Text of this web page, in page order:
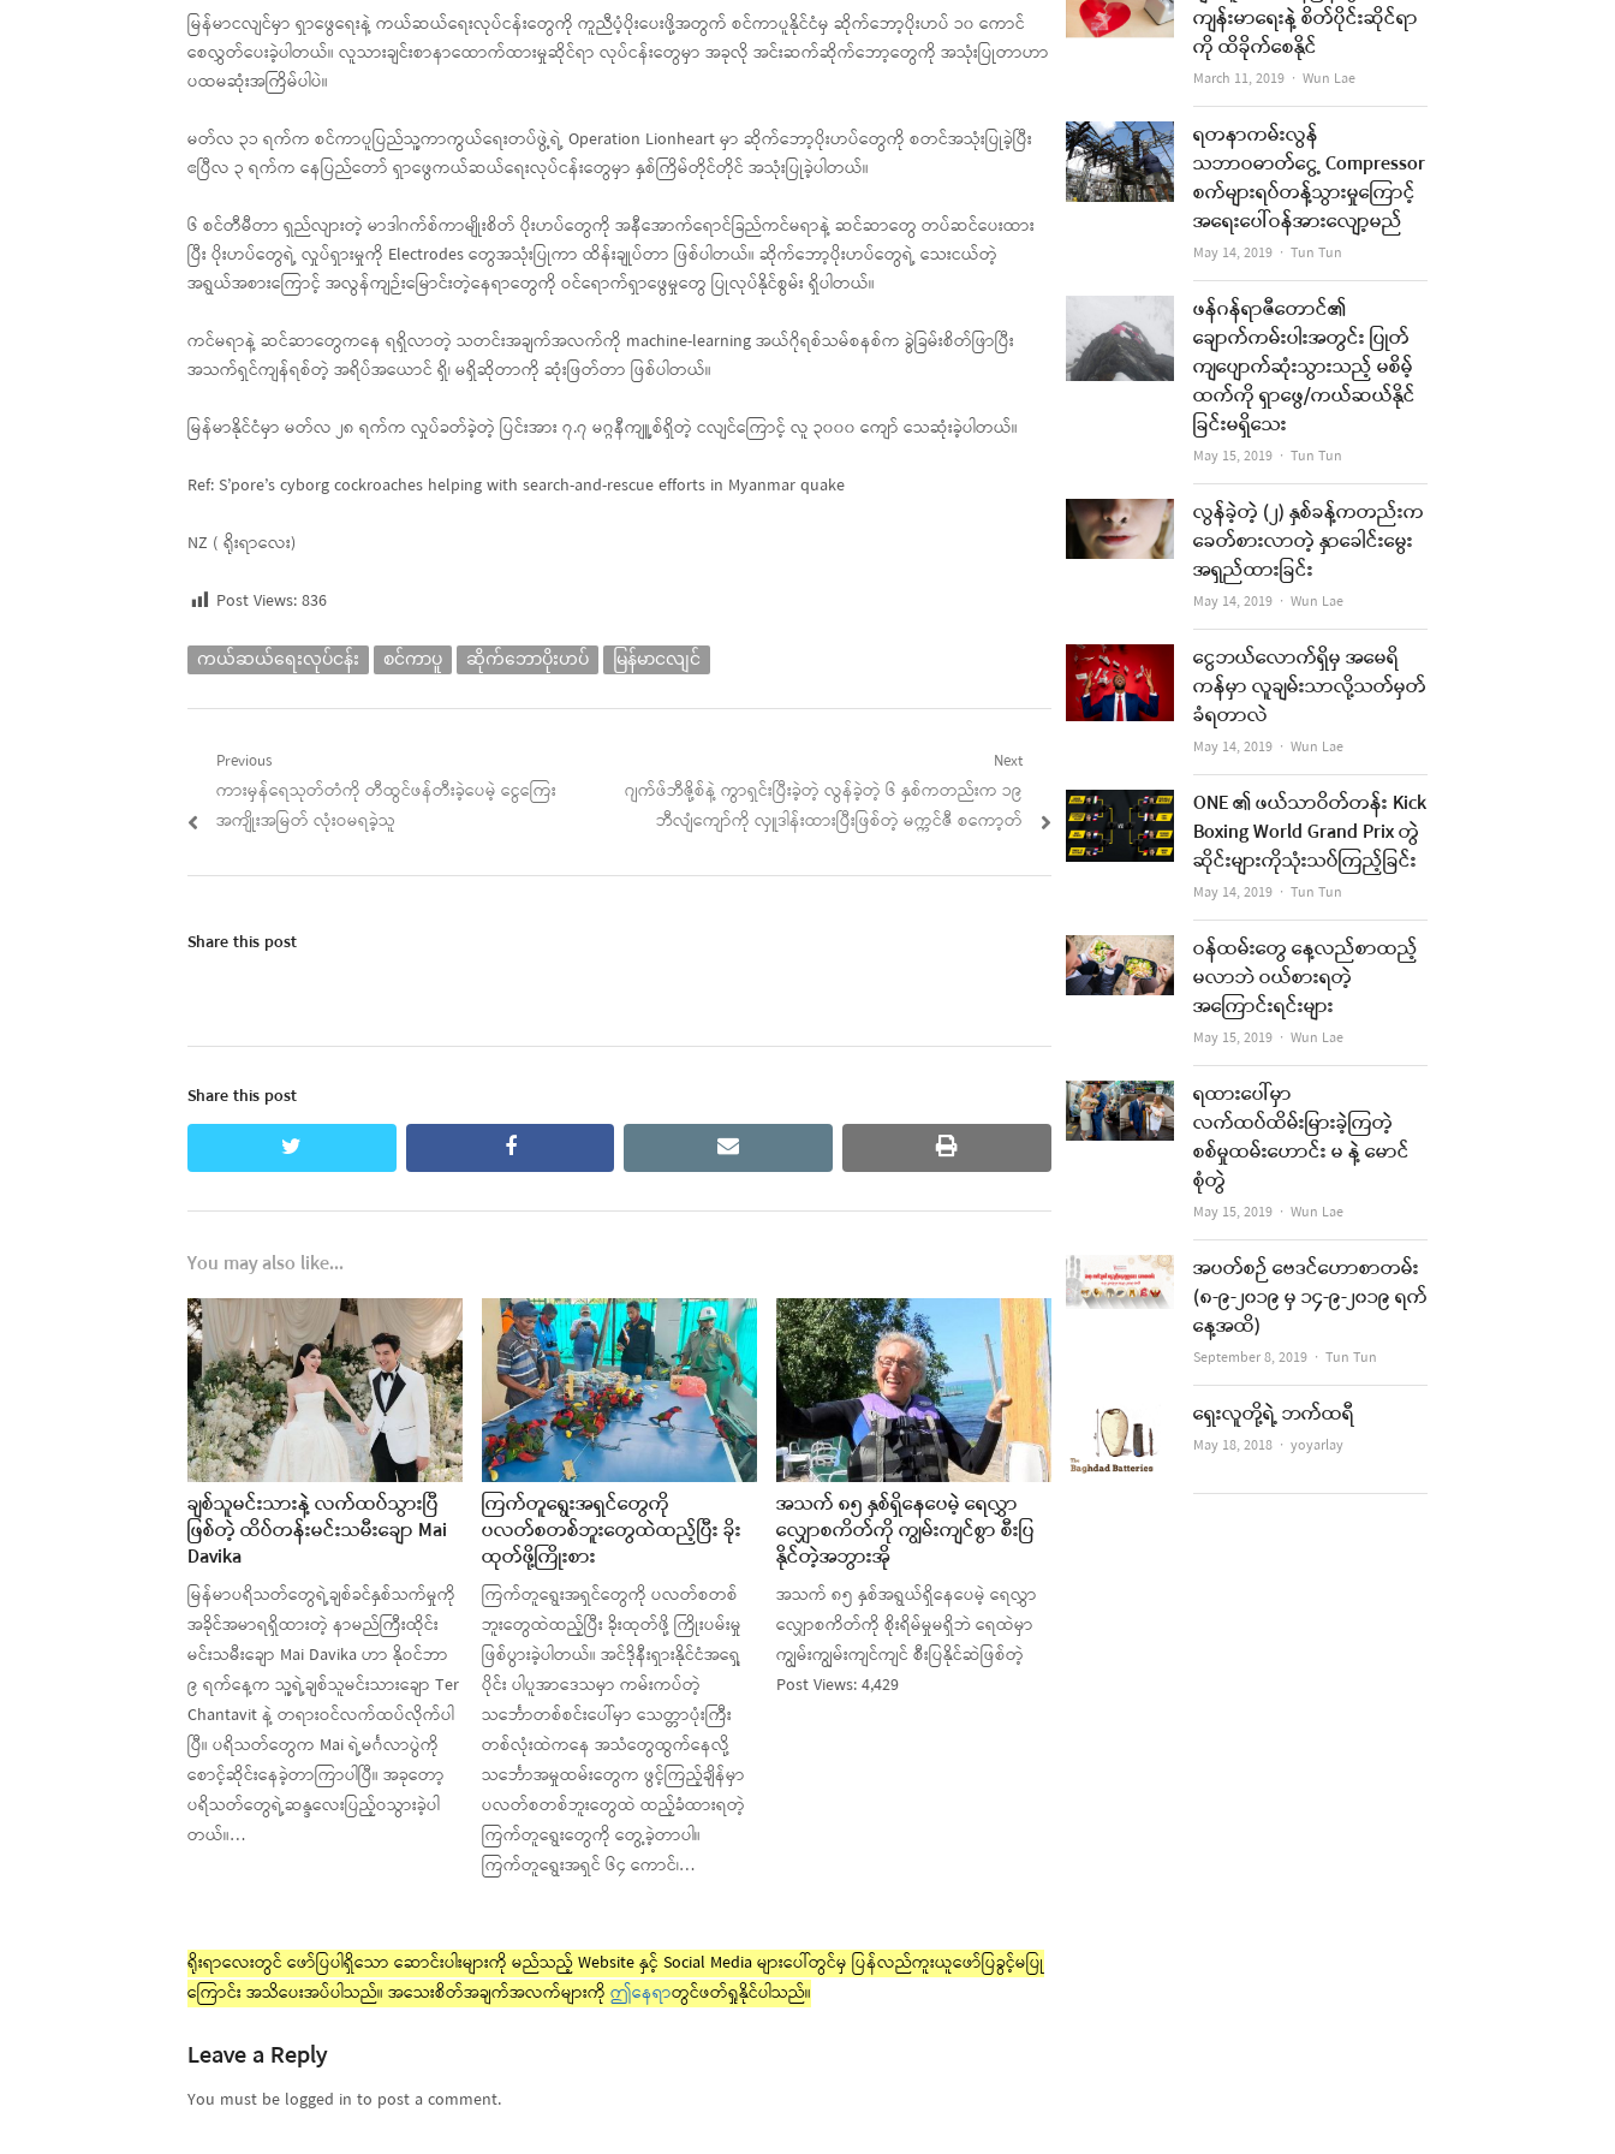
မြန်မာငလျင်မှာ ရှာဖွေရေးနဲ့ ကယ်ဆယ်ရေးလုပ်ငန်းတွေကို ကူညီပံ့ပိုးပေးဖို့အတွက် စင်ကာပူနိုင်ငံမှ ဆိုက်ဘော့ပိုးဟပ် ၁၀ ကောင်
စေလွှတ်ပေးခဲ့ပါတယ်။ လူသားချင်းစာနာထောက်ထားမှုဆိုင်ရာ လုပ်ငန်းတွေမှာ အခုလို အင်းဆက်ဆိုက်ဘော့တွေကို အသုံးပြုတာဟာ
ပထမဆုံးအကြိမ်ပါပဲ။
မတ်လ ၃၁ ရက်က စင်ကာပူပြည်သူ့ကာကွယ်ရေးတပ်ဖွဲ့ရဲ့ Operation Lionheart မှာ ဆိုက်ဘော့ပိုးဟပ်တွေကို စတင်အသုံးပြုခဲ့ပြီး
ဧပြီလ ၃ ရက်က နေပြည်တော် ရှာဖွေကယ်ဆယ်ရေးလုပ်ငန်းတွေမှာ နှစ်ကြိမ်တိုင်တိုင် အသုံးပြုခဲ့ပါတယ်။
၆ စင်တီမီတာ ရှည်လျားတဲ့ မာဒါဂက်စ်ကာမျိုးစိတ် ပိုးဟပ်တွေကို အနီအောက်ရောင်ခြည်ကင်မရာနဲ့ ဆင်ဆာတွေ တပ်ဆင်ပေးထား
ပြီး ပိုးဟပ်တွေရဲ့ လှုပ်ရှားမှုကို Electrodes တွေအသုံးပြုကာ ထိန်းချုပ်တာ ဖြစ်ပါတယ်။ ဆိုက်ဘော့ပိုးဟပ်တွေရဲ့ သေးငယ်တဲ့
အရွယ်အစားကြောင့် အလွန်ကျဉ်းမြောင်းတဲ့နေရာတွေကို ဝင်ရောက်ရှာဖွေမှုတွေ ပြုလုပ်နိုင်စွမ်း ရှိပါတယ်။
ကင်မရာနဲ့ ဆင်ဆာတွေကနေ ရရှိလာတဲ့ သတင်းအချက်အလက်ကို machine-learning အယ်ဂိုရစ်သမ်စနစ်က ခွဲခြမ်းစိတ်ဖြာပြီး
အသက်ရှင်ကျန်ရစ်တဲ့ အရိပ်အယောင် ရှိ၊ မရှိဆိုတာကို ဆုံးဖြတ်တာ ဖြစ်ပါတယ်။
မြန်မာနိုင်ငံမှာ မတ်လ ၂၈ ရက်က လှုပ်ခတ်ခဲ့တဲ့ ပြင်းအား ၇.၇ မဂ္ဂနီကျူ့စ်ရှိတဲ့ ငလျင်ကြောင့် လူ ၃၀၀၀ ကျော် သေဆုံးခဲ့ပါတယ်။
Ref: S’pore’s cyborg cockroaches helping with search-and-rescue efforts in Myanmar quake
NZ ( ရိုးရာလေး)
Post Views:836
ကယ်ဆယ်ရေးလုပ်ငန်း စင်ကာပူ ဆိုက်ဘောပိုးဟပ် မြန်မာငလျင်
Post
navigation
Previous
Previous
post:
ကားမှန်ရေသုတ်တံကို တီထွင်ဖန်တီးခဲ့ပေမဲ့ ငွေကြေး
အကျိုးအမြတ် လုံးဝမရခဲ့သူ
Next
Next
post:
ဂျက်ဖ်ဘီဇို့စ်နဲ့ ကွာရှင်းပြီးခဲ့တဲ့ လွန်ခဲ့တဲ့ ၆ နှစ်ကတည်းက ၁၉
ဘီလျံကျော်ကို လှူဒါန်းထားပြီးဖြစ်တဲ့ မက္ကင်ဇီ စကော့တ်
Share this post
Share this post
facebook email print
You may also like...
ချစ်သူမင်းသားနဲ့ လက်ထပ်သွားပြီ
ဖြစ်တဲ့ ထိပ်တန်းမင်းသမီးချော Mai
Davika
မြန်မာပရိသတ်တွေရဲ့ချစ်ခင်နှစ်သက်မှုကို
အခိုင်အမာရရှိထားတဲ့ နာမည်ကြီးထိုင်း
မင်းသမီးချော Mai Davika ဟာ နိုဝင်ဘာ
၉ ရက်နေ့က သူ့ရဲ့ချစ်သူမင်းသားချော Ter
Chantavit နဲ့ တရားဝင်လက်ထပ်လိုက်ပါ
ပြီ။ ပရိသတ်တွေက Mai ရဲ့မင်္ဂလာပွဲကို
စောင့်ဆိုင်းနေခဲ့တာကြာပါပြီ။ အခုတော့
ပရိသတ်တွေရဲ့ဆန္ဒလေးပြည့်ဝသွားခဲ့ပါ
တယ်။…
ကြက်တူရွေးအရှင်တွေကို
ပလတ်စတစ်ဘူးတွေထဲထည့်ပြီး ခိုး
ထုတ်ဖို့ကြိုးစား
ကြက်တူရွေးအရှင်တွေကို ပလတ်စတစ်
ဘူးတွေထဲထည့်ပြီး ခိုးထုတ်ဖို့ ကြိုးပမ်းမှု
ဖြစ်ပွားခဲ့ပါတယ်။ အင်ဒိုနီးရှားနိုင်ငံအရှေ့
ပိုင်း ပါပူအာဒေသမှာ ကမ်းကပ်တဲ့
သင်္ဘောတစ်စင်းပေါ်မှာ သေတ္တာပုံးကြီး
တစ်လုံးထဲကနေ အသံတွေထွက်နေလို့
သင်္ဘောအမှုထမ်းတွေက ဖွင့်ကြည့်ချိန်မှာ
ပလတ်စတစ်ဘူးတွေထဲ ထည့်ခံထားရတဲ့
ကြက်တူရွေးတွေကို တွေ့ခဲ့တာပါ။
ကြက်တူရွေးအရှင် ၆၄ ကောင်၊…
အသက် ၈၅ နှစ်ရှိနေပေမဲ့ ရေလွှာ
လျှောစကိတ်ကို ကျွမ်းကျင်စွာ စီးပြ
နိုင်တဲ့အဘွားအို
အသက် ၈၅ နှစ်အရွယ်ရှိနေပေမဲ့ ရေလွှာ
လျှောစကိတ်ကို စိုးရိမ်မှုမရှိဘဲ ရေထဲမှာ
ကျွမ်းကျွမ်းကျင်ကျင် စီးပြနိုင်ဆဲဖြစ်တဲ့
Post Views: 4,429
ရိုးရာလေးတွင် ဖော်ပြပါရှိသော ဆောင်းပါးများကို မည်သည့် Website နှင့် Social Media များပေါ်တွင်မှ ပြန်လည်ကူးယူဖော်ပြခွင့်မပြု
ကြောင်း အသိပေးအပ်ပါသည်။ အသေးစိတ်အချက်အလက်များကို ဤနေရာတွင်ဖတ်ရှုနိုင်ပါသည်။
Leave a Reply
You must be logged in to post a comment.
ကျန်းမာရေးနဲ့ စိတ်ပိုင်းဆိုင်ရာ
ကို ထိခိုက်စေနိုင်
March 11, 2019 Author
Wun Lae
ရတနာကမ်းလွန်
သဘာဝဓာတ်ငွေ့ Compressor
စက်များရပ်တန့်သွားမှုကြောင့်
အရေးပေါ်ဝန်အားလျော့မည်
May 14, 2019 Author
Tun Tun
ဖန်ဂန်ရာဇီတောင်၏
ချောက်ကမ်းပါးအတွင်း ပြုတ်
ကျပျောက်ဆုံးသွားသည့် မစိမ့်
ထက်ကို ရှာဖွေ/ကယ်ဆယ်နိုင်
ခြင်းမရှိသေး
May 15, 2019 Author
Tun Tun
လွန်ခဲ့တဲ့ (၂) နှစ်ခန့်ကတည်းက
ခေတ်စားလာတဲ့ နှာခေါင်းမွေး
အရှည်ထားခြင်း
May 14, 2019 Author
Wun Lae
ငွေဘယ်လောက်ရှိမှ အမေရိ
ကန်မှာ လူချမ်းသာလို့သတ်မှတ်
ခံရတာလဲ
May 14, 2019 Author
Wun Lae
ONE ၏ ဖယ်သာဝိတ်တန်း Kick
Boxing World Grand Prix တွဲ
ဆိုင်းများကိုသုံးသပ်ကြည့်ခြင်း
May 14, 2019 Author
Tun Tun
ဝန်ထမ်းတွေ နေ့လည်စာထည့်
မလာဘဲ ဝယ်စားရတဲ့
အကြောင်းရင်းများ
May 15, 2019 Author
Wun Lae
ရထားပေါ်မှာ
လက်ထပ်ထိမ်းမြားခဲ့ကြတဲ့
စစ်မှုထမ်းဟောင်း မ နဲ့ မောင်
စုံတွဲ
May 15, 2019 Author
Wun Lae
အပတ်စဉ် ဗေဒင်ဟောစာတမ်း
(၈-၉-၂၀၁၉ မှ ၁၄-၉-၂၀၁၉ ရက်
နေ့အထိ)
September 8, 2019 Author
Tun Tun
ရှေးလူတို့ရဲ့ ဘက်ထရီ
May 18, 2018 Author
yoyarlay